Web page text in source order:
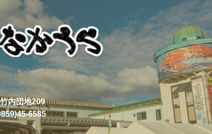
内団地209
6585